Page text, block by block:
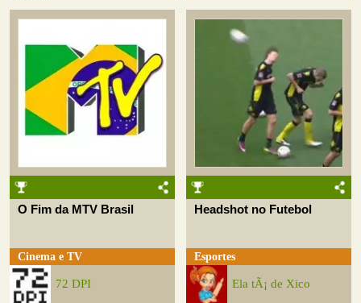
O Fim da MTV Brasil
Cinema e TV
72 DPI
Headshot no Futebol
Esportes
Ela tÃ¡ de Xico